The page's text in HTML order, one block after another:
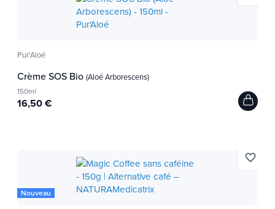
Pur'Aloé
Crème SOS Bio (Aloé Arborescens)
150ml
16,50 €
Nouveau
favorite_border